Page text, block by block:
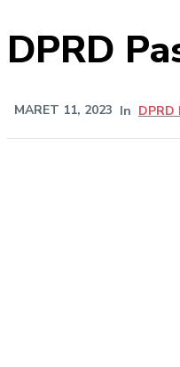
DPRD
MARET 11, 2023 In DPRD